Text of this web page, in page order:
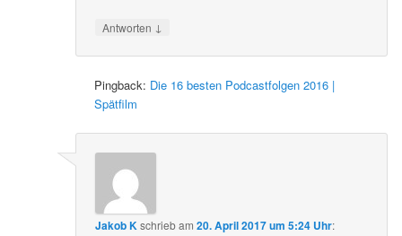
Antworten ↓
Pingback: Die 16 besten Podcastfolgen 2016 |
Spätfilm
Jakob Kschriebam20. April 2017 um 5:24 Uhr: